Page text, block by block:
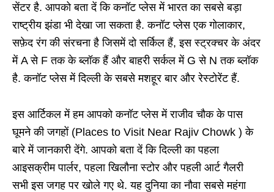
सेंटर है. आपको बता दें कि कनॉट प्लेस में भारत का सबसे बड़ा
राष्ट्रीय झंडा भी देखा जा सकता है. कनॉट प्लेस एक गोलाकार,
सफ़ेद रंग की संरचना है जिसमें दो सर्किल हैं, इस स्ट्रक्चर के अंदर
में A से F तक के ब्लॉक हैं और बाहरी सर्कल में G से N तक ब्लॉक
है. कनॉट प्लेस में दिल्ली के सबसे मशहूर बार और रेस्टोरेंट हैं.
इस आर्टिकल में हम आपको कनॉट प्लेस में राजीव चौक के पास
घूमने की जगहों (Places to Visit Near Rajiv Chowk ) के
बारे में जानकारी देंगे. आपको बता दें कि दिल्ली का पहला
आइसक्रीम पार्लर, पहला खिलौना स्टोर और पहली आर्ट गैलरी
सभी इस जगह पर खोले गए थे. यह दुनिया का नौवा सबसे महंगा